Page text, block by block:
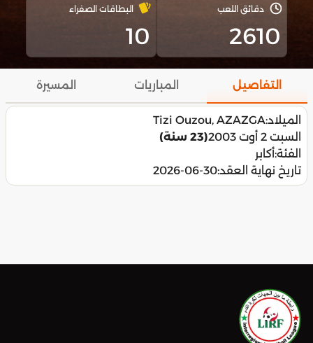
دقائق اللعب
2610
البطاقات الصفراء
10
التفاصيل المباريات المسيرة
الميلاد:Tizi Ouzou, AZAZGA
السبت 2 أوت 2003
(23 سنة)
الفئة:أكابر
تاريخ نهاية العقد:2026-06-30